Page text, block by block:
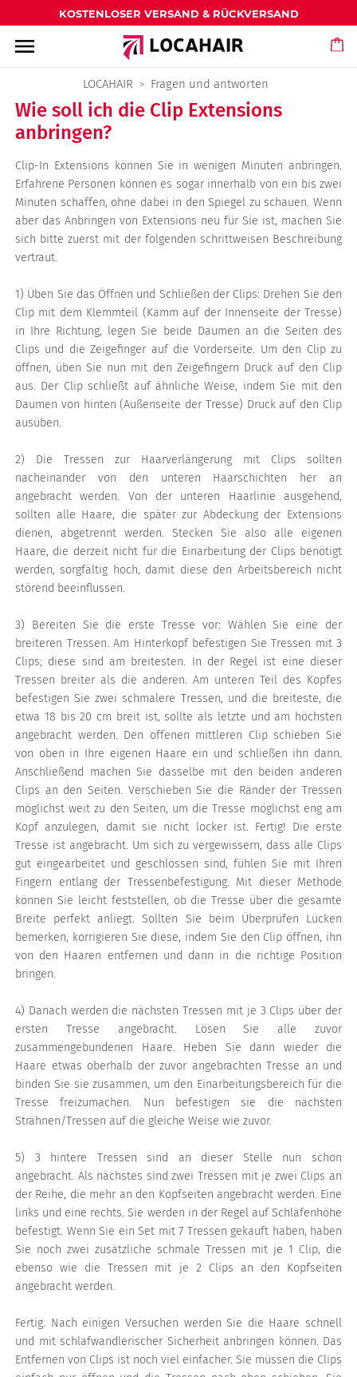
KOSTENLOSER VERSAND & RÜCKVERSAND
menu
LOCAHAIR Fragen und antworten
Wie soll ich die Clip Extensions
anbringen?
Clip-In Extensions können Sie in wenigen Minuten anbringen.
Erfahrene Personen können es sogar innerhalb von ein bis zwei
Minuten schaffen, ohne dabei in den Spiegel zu schauen. Wenn
aber das Anbringen von Extensions neu für Sie ist, machen Sie
sich bitte zuerst mit der folgenden schrittweisen Beschreibung
vertraut.
1) Üben Sie das Öffnen und Schließen der Clips: Drehen Sie den
Clip mit dem Klemmteil (Kamm auf der Innenseite der Tresse)
in Ihre Richtung, legen Sie beide Daumen an die Seiten des
Clips und die Zeigefinger auf die Vorderseite. Um den Clip zu
öffnen, üben Sie nun mit den Zeigefingern Druck auf den Clip
aus. Der Clip schließt auf ähnliche Weise, indem Sie mit den
Daumen von hinten (Außenseite der Tresse) Druck auf den Clip
ausüben.
2) Die Tressen zur Haarverlängerung mit Clips sollten
nacheinander von den unteren Haarschichten her an
angebracht werden. Von der unteren Haarlinie ausgehend,
sollten alle Haare, die später zur Abdeckung der Extensions
dienen, abgetrennt werden. Stecken Sie also alle eigenen
Haare, die derzeit nicht für die Einarbeitung der Clips benötigt
werden, sorgfältig hoch, damit diese den Arbeitsbereich nicht
störend beeinflussen.
3) Bereiten Sie die erste Tresse vor: Wählen Sie eine der
breiteren Tressen. Am Hinterkopf befestigen Sie Tressen mit 3
Clips; diese sind am breitesten. In der Regel ist eine dieser
Tressen breiter als die anderen. Am unteren Teil des Kopfes
befestigen Sie zwei schmalere Tressen, und die breiteste, die
etwa 18 bis 20 cm breit ist, sollte als letzte und am höchsten
angebracht werden. Den offenen mittleren Clip schieben Sie
von oben in Ihre eigenen Haare ein und schließen ihn dann.
Anschließend machen Sie dasselbe mit den beiden anderen
Clips an den Seiten. Verschieben Sie die Ränder der Tressen
möglichst weit zu den Seiten, um die Tresse möglichst eng am
Kopf anzulegen, damit sie nicht locker ist. Fertig! Die erste
Tresse ist angebracht. Um sich zu vergewissern, dass alle Clips
gut eingearbeitet und geschlossen sind, fühlen Sie mit Ihren
Fingern entlang der Tressenbefestigung. Mit dieser Methode
können Sie leicht feststellen, ob die Tresse über die gesamte
Breite perfekt anliegt. Sollten Sie beim Überprüfen Lücken
bemerken, korrigieren Sie diese, indem Sie den Clip öffnen, ihn
von den Haaren entfernen und dann in die richtige Position
bringen.
4) Danach werden die nächsten Tressen mit je 3 Clips über der
ersten Tresse angebracht. Lösen Sie alle zuvor
zusammengebundenen Haare. Heben Sie dann wieder die
Haare etwas oberhalb der zuvor angebrachten Tresse an und
binden Sie sie zusammen, um den Einarbeitungsbereich für die
Tresse freizumachen. Nun befestigen sie die nächsten
Strähnen/Tressen auf die gleiche Weise wie zuvor.
5) 3 hintere Tressen sind an dieser Stelle nun schon
angebracht. Als nächstes sind zwei Tressen mit je zwei Clips an
der Reihe, die mehr an den Kopfseiten angebracht werden. Eine
links und eine rechts. Sie werden in der Regel auf Schläfenhöhe
befestigt. Wenn Sie ein Set mit 7 Tressen gekauft haben, haben
Sie noch zwei zusätzliche schmale Tressen mit je 1 Clip, die
ebenso wie die Tressen mit je 2 Clips an den Kopfseiten
angebracht werden.
Fertig. Nach einigen Versuchen werden Sie die Haare schnell
und mit schlafwandlerischer Sicherheit anbringen können. Das
Entfernen von Clips ist noch viel einfacher. Sie müssen die Clips